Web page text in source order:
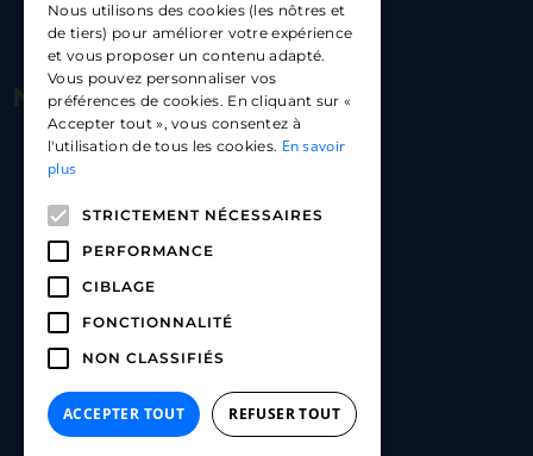
hello@carloapp.com
Nous suivre
Carlo App | Instagram
Carlo App | Linkedin
ENGLISH
SPANISH
Nous utilisons des cookies (les nôtres et
de tiers) pour améliorer votre expérience
et vous proposer un contenu adapté.
Vous pouvez personnaliser vos
préférences de cookies. En cliquant sur «
Accepter tout », vous consentez à
l'utilisation de tous les cookies. En savoir
plus
STRICTEMENT NÉCESSAIRES
PERFORMANCE
CIBLAGE
FONCTIONNALITÉ
NON CLASSIFIÉS
ACCEPTER TOUT REFUSER TOUT